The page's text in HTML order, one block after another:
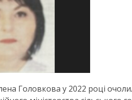
Головкова у 2022 році